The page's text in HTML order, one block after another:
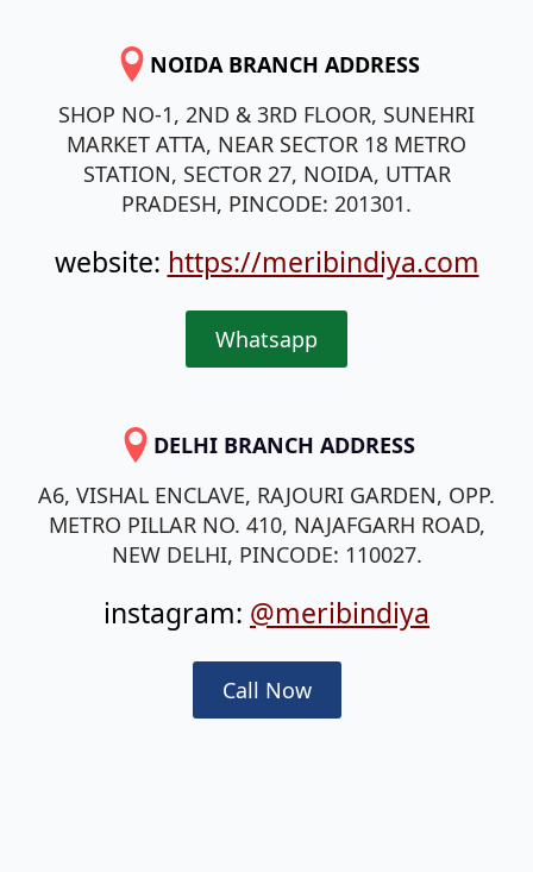
NOIDA BRANCH ADDRESS
SHOP NO-1, 2ND & 3RD FLOOR, SUNEHRI
MARKET ATTA, NEAR SECTOR 18 METRO
STATION, SECTOR 27, NOIDA, UTTAR
PRADESH, PINCODE: 201301.
website: https://meribindiya.com
Whatsapp
DELHI BRANCH ADDRESS
A6, VISHAL ENCLAVE, RAJOURI GARDEN, OPP.
METRO PILLAR NO. 410, NAJAFGARH ROAD,
NEW DELHI, PINCODE: 110027.
instagram: @meribindiya
Call Now